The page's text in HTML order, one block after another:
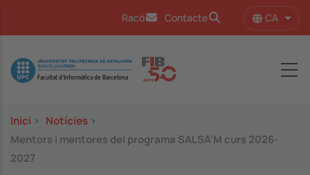
Racó Contacte CA
Image
Inici > Notícies >
Mentors i mentores del programa SALSA'M curs 2026-
2027